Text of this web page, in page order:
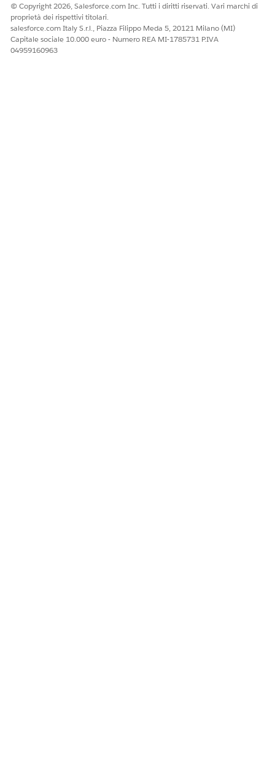
© Copyright 2026, Salesforce.com Inc. Tutti i diritti riservati. Vari marchi di
proprietà dei rispettivi titolari.
salesforce.com Italy S.r.l., Piazza Filippo Meda 5, 20121 Milano (MI)
Capitale sociale 10.000 euro - Numero REA MI-1785731 P.IVA
04959160963